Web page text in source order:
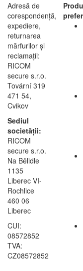
Adresă de
corespondență,
expediere,
returnarea
mărfurilor și
reclamații:
RICOM
secure s.r.o.
Tovární 319
471 54,
Cvikov
Sediul
societății:
RICOM
secure s.r.o.
Na Bělidle
1135
Liberec VI-
Rochlice
460 06
Liberec
CUI:
08572852
TVA:
CZ08572852